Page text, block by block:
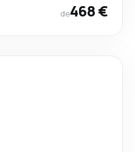
de468 €